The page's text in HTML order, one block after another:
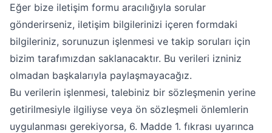
Eğer bize iletişim formu aracılığıyla sorular
gönderirseniz, iletişim bilgilerinizi içeren formdaki
bilgileriniz, sorunuzun işlenmesi ve takip soruları için
bizim tarafımızdan saklanacaktır. Bu verileri izniniz
olmadan başkalarıyla paylaşmayacağız.
Bu verilerin işlenmesi, talebiniz bir sözleşmenin yerine
getirilmesiyle ilgiliyse veya ön sözleşmeli önlemlerin
uygulanması gerekiyorsa, 6. Madde 1. fıkrası uyarınca